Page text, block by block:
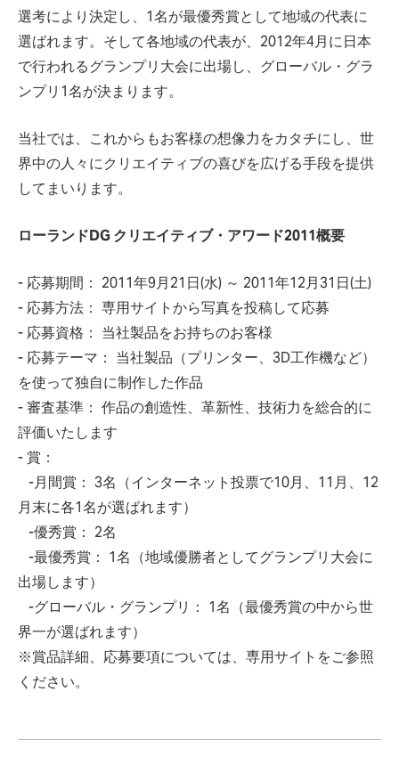
選考により決定し、1名が最優秀賞として地域の代表に
選ばれます。そして各地域の代表が、2012年4月に日本
で行われるグランプリ大会に出場し、グローバル・グラ
ンプリ1名が決まります。
当社では、これからもお客様の想像力をカタチにし、世
界中の人々にクリエイティブの喜びを広げる手段を提供
してまいります。
ローランドDG クリエイティブ・アワード2011概要
- 応募期間： 2011年9月21日(水) ～ 2011年12月31日(土)
- 応募方法： 専用サイトから写真を投稿して応募
- 応募資格： 当社製品をお持ちのお客様
- 応募テーマ： 当社製品（プリンター、3D工作機など）
を使って独自に制作した作品
- 審査基準： 作品の創造性、革新性、技術力を総合的に
評価いたします
- 賞：
-月間賞： 3名（インターネット投票で10月、11月、12
月末に各1名が選ばれます）
-優秀賞： 2名
-最優秀賞： 1名（地域優勝者としてグランプリ大会に
出場します）
-グローバル・グランプリ： 1名（最優秀賞の中から世
界一が選ばれます）
※賞品詳細、応募要項については、専用サイトをご参照
ください。